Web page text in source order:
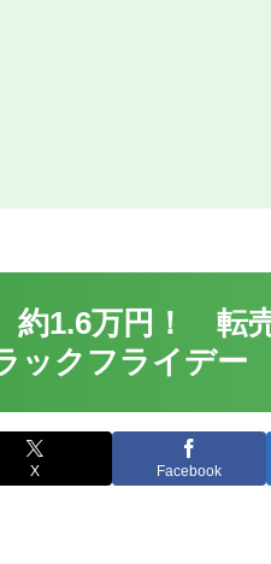
1.6万円！ 転
ックフライデー
X Facebook